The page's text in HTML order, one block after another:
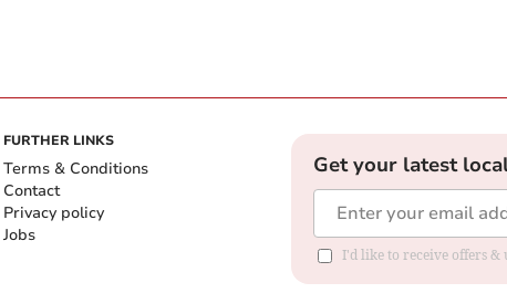
FURTHER LINKS
Terms & Conditions
Contact
Privacy policy
Jobs
Get your latest
I'd like to receive offers &